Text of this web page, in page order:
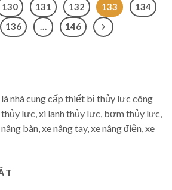
130 131 132 133
134
136 … 146
nhà cung cấp thiết bị thủy lực công
lực, xi lanh thủy lực, bơm thủy lực,
bàn, xe nâng tay, xe nâng điện, xe